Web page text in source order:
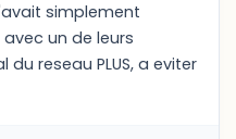
simplement
un de leurs
reseau PLUS, a eviter